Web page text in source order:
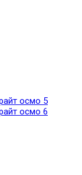
осмо 5
осмо 6